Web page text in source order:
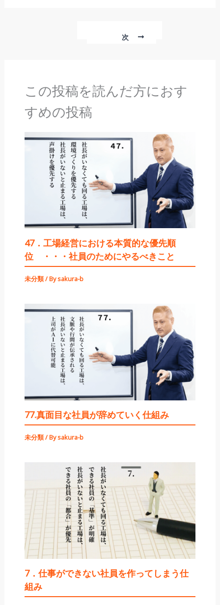
次
この投稿を読んだ方におす
すめの投稿
47．工場経営における本質的な優先順
位 ・・・社員のためにやるべきこと
未分類/ Bysakura-b
77.真面目な社員が辞めていく仕組み
未分類/ Bysakura-b
7．仕事ができない社員を作ってしまう仕
組み